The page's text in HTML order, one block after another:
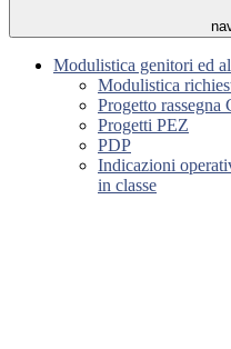
Modulistica genitori ed
Modulistica
Progetto rassegna
Progetti PEZ
PDP
Indicazioni
in classe